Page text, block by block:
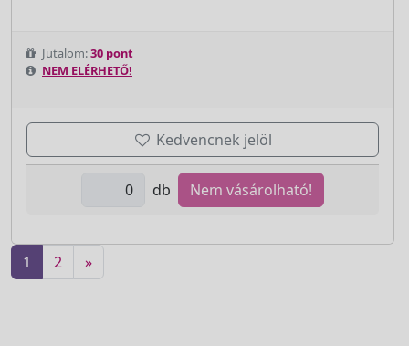
Jutalom:30 pont
NEM ELÉRHETŐ!
Kedvencnek jelöl
db Nem vásárolható!
1 2 »